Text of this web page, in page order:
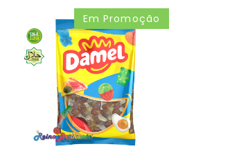
Em Promoção